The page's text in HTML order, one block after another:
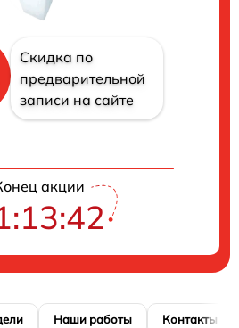
Скидка по
предварительной
записи на сайте
акции
Наши работы Контакты